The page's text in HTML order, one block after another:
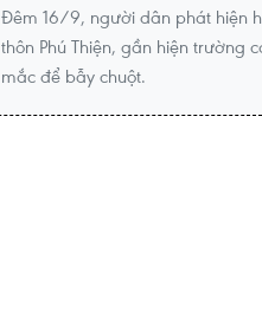
Đêm 16/9, người dân phát hiện
thôn Phú Thiện, gần hiện trường
mắc để bẫy chuột.